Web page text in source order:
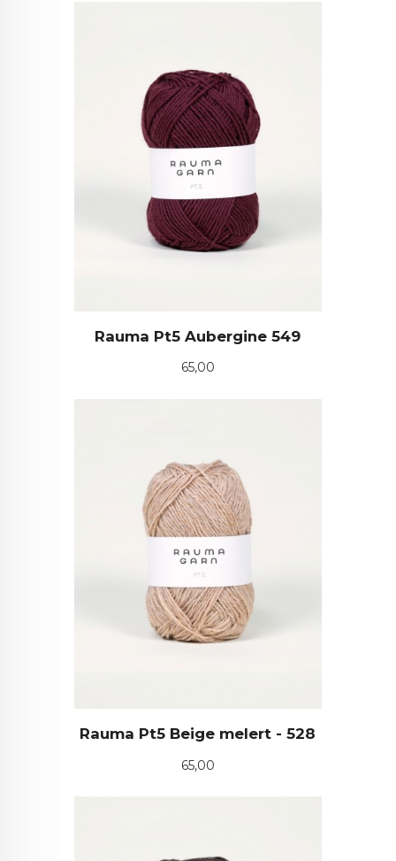
Rauma Pt5 Aubergine 549
Pris
65,00
Rauma Pt5 Beige melert - 528
Pris
65,00